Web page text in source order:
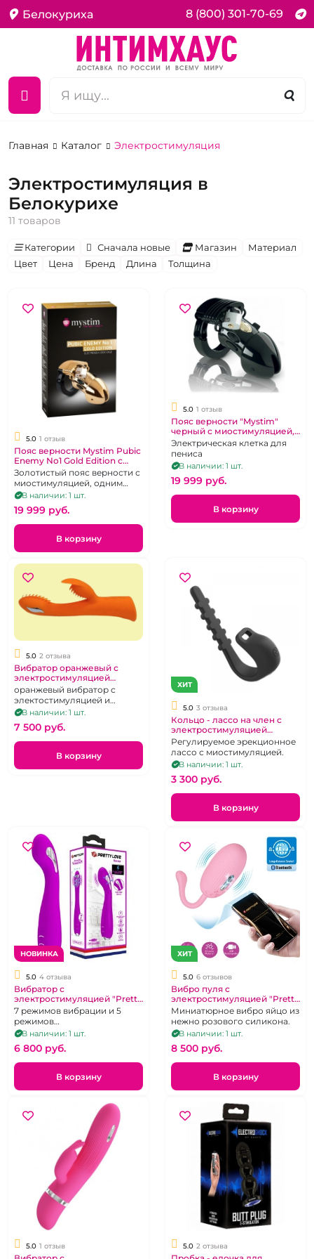
Белокуриха 8 (800) 301-70-69
Главная Каталог Электростимуляция
Электростимуляция в
Белокурихе
11 товаров
Категории Сначала новые Магазин
Материал
Цвет
Цена Бренд Длина Толщина
5.0 1 отзыв
Пояс верности Mystim Pubic
Enemy No1 Gold Edition с
миостимуляцией
Золотистый пояс верности с
миостимуляцией, одним
металлическим замочком и
пятью пластиковыми
пломбами
В наличии: 1 шт.
19 999 pуб.
В корзину
5.0 1 отзыв
Пояс верности "Mystim"
черный с миостимуляцией, 1
металлический и 5
пластмассовых замочков
Электрическая клетка для
пениса
В наличии: 1 шт.
19 999 pуб.
В корзину
5.0 2 отзыва
Вибратор оранжевый с
электростимуляцией
"Огонь"
оранжевый вибратор с
электостимуляцией и
клиторальным отростком
В наличии: 1 шт.
7 500 pуб.
В корзину
ХИТ
5.0 3 отзыва
Кольцо - лассо на член с
электростимуляцией
регулируемый диаметр "S-
hande" Lightning ring черное
Регулируемое эрекционное
лассо с миостимуляцией.
В наличии: 1 шт.
3 300 pуб.
В корзину
НОВИНКА
5.0 4 отзыва
Вибратор с
электростимуляцией "Pretty
Love" Hector фиолетовый
7 режимов вибрации и 5
режимов
электростимуляции
В наличии: 1 шт.
6 800 pуб.
В корзину
ХИТ
5.0 6 отзывов
Вибро пуля с
электростимуляцией "Pretty
love" Doreen управление с
приложения.
Миниатюрное вибро яйцо из
нежно розового силикона.
В наличии: 1 шт.
8 500 pуб.
В корзину
5.0 1 отзыв 5.0 2 отзыва